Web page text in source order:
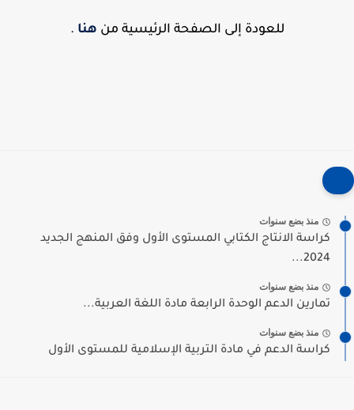
للعودة إلى الصفحة الرئيسية من هنا .
منذ بضع سنوات
كراسة الانتاج الكتابي المستوى الأول وفق المنهج الجديد
2024...
منذ بضع سنوات
تمارين الدعم الوحدة الرابعة مادة اللغة العربية...
منذ بضع سنوات
كراسة الدعم في مادة التربية الإسلامية للمستوى الأول